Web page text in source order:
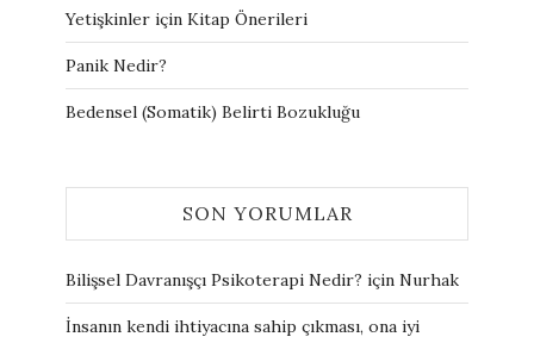
Yetişkinler için Kitap Önerileri
Panik Nedir?
Bedensel (Somatik) Belirti Bozukluğu
SON YORUMLAR
Bilişsel Davranışçı Psikoterapi Nedir? için Nurhak
İnsanın kendi ihtiyacına sahip çıkması, ona iyi